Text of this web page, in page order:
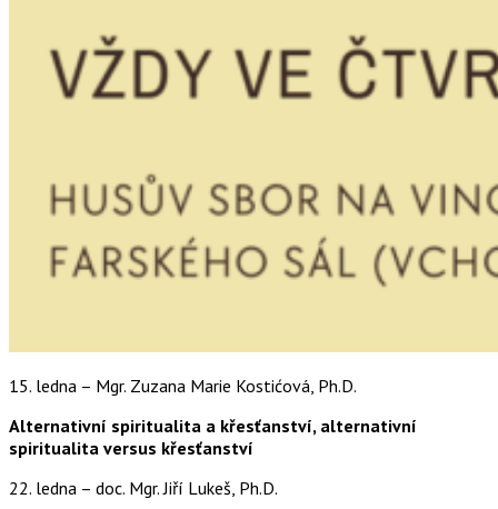
15. ledna – Mgr. Zuzana Marie Kostićová, Ph.D.
Alternativní spiritualita a křesťanství, alternativní
spiritualita versus křesťanství
22. ledna – doc. Mgr. Jiří Lukeš, Ph.D.